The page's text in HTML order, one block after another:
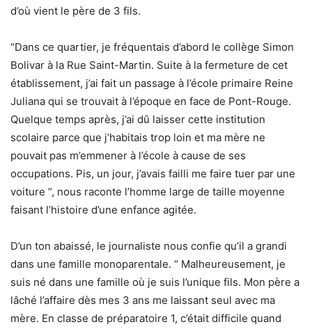
d’où vient le père de 3 fils.
“Dans ce quartier, je fréquentais d’abord le collège Simon
Bolivar à la Rue Saint-Martin. Suite à la fermeture de cet
établissement, j’ai fait un passage à l’école primaire Reine
Juliana qui se trouvait à l’époque en face de Pont-Rouge.
Quelque temps après, j’ai dû laisser cette institution
scolaire parce que j’habitais trop loin et ma mère ne
pouvait pas m’emmener à l’école à cause de ses
occupations. Pis, un jour, j’avais failli me faire tuer par une
voiture ”, nous raconte l’homme large de taille moyenne
faisant l’histoire d’une enfance agitée.
D’un ton abaissé, le journaliste nous confie qu’il a grandi
dans une famille monoparentale. “ Malheureusement, je
suis né dans une famille où je suis l’unique fils. Mon père a
lâché l’affaire dès mes 3 ans me laissant seul avec ma
mère. En classe de préparatoire 1, c’était difficile quand